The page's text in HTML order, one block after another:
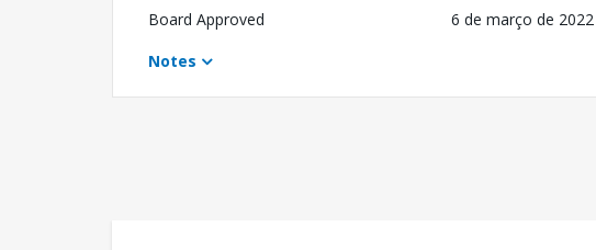
Board Approved
6 de março de 2022
Notes